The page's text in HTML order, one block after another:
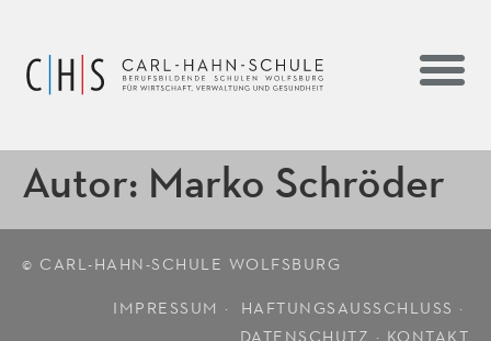
Autor: Marko Schröder
© CARL-HAHN-SCHULE WOLFSBURG
IMPRESSUM · HAFTUNGSAUSSCHLUSS ·
DATENSCHUTZ · KONTAKT